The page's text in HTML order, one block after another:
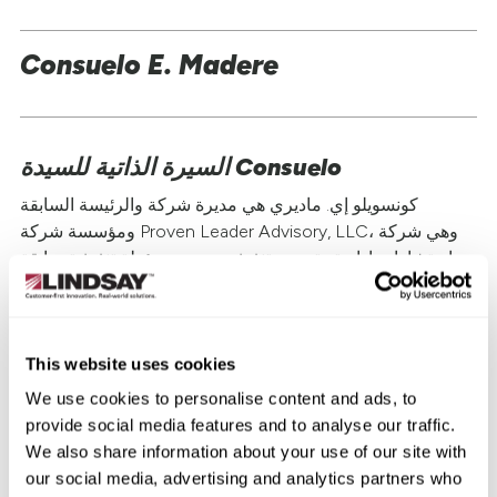
This website uses cookies
We use cookies to personalise content and ads, to
provide social media features and to analyse our traffic.
We also share information about your use of our site with
our social media, advertising and analytics partners who
Consuelo E. Madere
السيرة الذاتية للسيدة Consuelo
كونسويلو إي. ماديري هي مديرة شركة والرئيسة السابقة
ومؤسسة شركة Proven Leader Advisory, LLC، وهي شركة
استشارات إدارية وتدريب تنفيذي. وهي مسؤولة تنفيذية سابقة
في شركة مونسانتو، التي كانت خلال فترة عملها من بين شركات
قسم الخضروات العالمية والأعمال التجارية في آسيا، وكانت
عضوًا في فريق القيادة التنفيذية للرئيس التنفيذي. تشغل السيدة
ماديري حاليًا منصب عضو في مجلس إدارة شركة Nutrien، وهي
شركة عالمية رائدة في مجال توفير مدخلات وخدمات
المحاصيل، وهي شركة كندية مدرجة في بورصة نيويورك للأوراق